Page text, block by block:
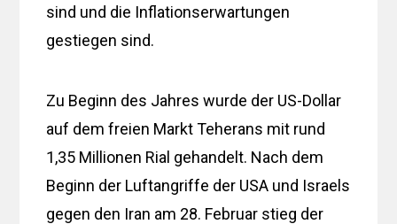
sind und die Inflationserwartungen
gestiegen sind.
Zu Beginn des Jahres wurde der US-Dollar
auf dem freien Markt Teherans mit rund
1,35 Millionen Rial gehandelt. Nach dem
Beginn der Luftangriffe der USA und Israels
gegen den Iran am 28. Februar stieg der